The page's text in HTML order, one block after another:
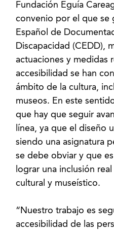
Fundación Eguía
convenio por el que se
Español de
Discapacidad (CEDD),
actuaciones y medidas
accesibilidad se han
ámbito de la cultura,
museos. En este
que hay que seguir
línea, ya que el diseño
siendo una asignatura
se debe obviar y que
lograr una inclusión
cultural y museístico.
“Nuestro trabajo es
accesibilidad de las